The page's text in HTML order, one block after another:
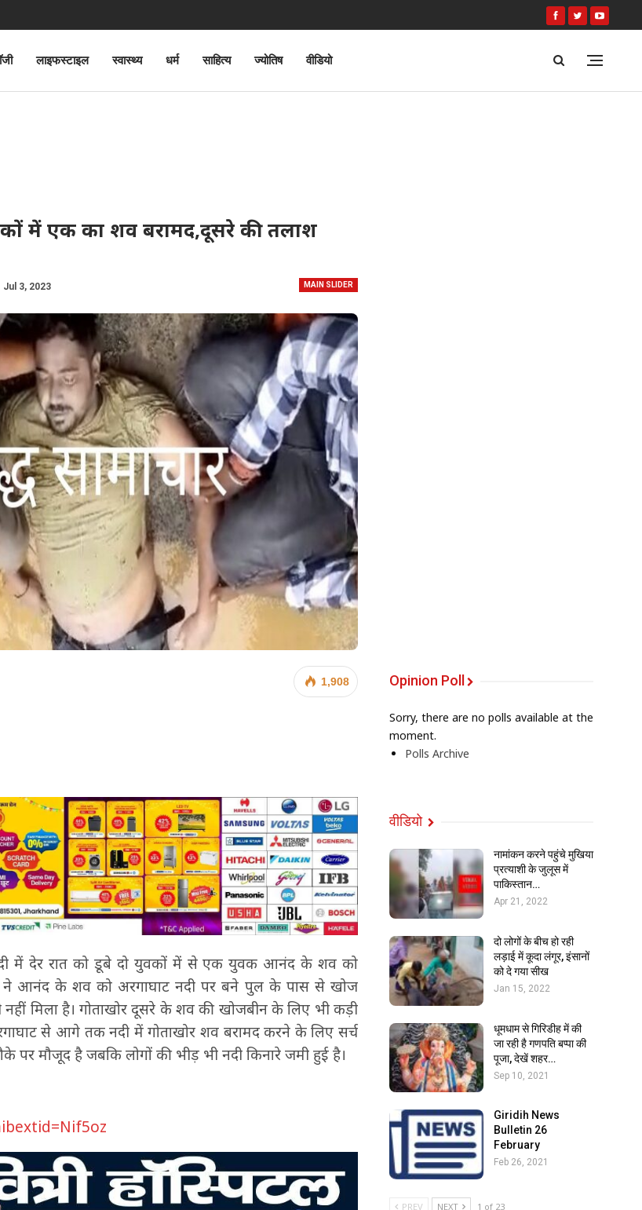
लाइफस्टाइल स्वास्थ्य धर्म साहित्य ज्योतिष वीडियो
में एक का शव बरामद,दूसरे की तलाश
MAIN SLIDER
Jul 3, 2023
1,908
में देर रात को डूबे दो युवकों में से एक युवक आनंद के शव को
ने आनंद के शव को अरगाघाट नदी पर बने पुल के पास से खोज
मिला है। गोताखोर दूसरे के शव की खोजबीन के लिए भी कड़ी
से आगे तक नदी में गोताखोर शव बरामद करने के लिए सर्च
पर मौजूद है जबकि लोगों की भीड़ भी नदी किनारे जमी हुई है।
Opinion Poll
Sorry, there are no polls available at the
moment.
Polls Archive
वीडियो
नामांकन करने पहुंचे मुखिया
प्रत्याशी के जुलूस में
पाकिस्तान…
Apr 21, 2022
दो लोगों के बीच हो रही
लड़ाई में कूदा लंगूर, इंसानों
को दे गया सीख
Jan 15, 2022
धूमधाम से गिरिडीह में की
जा रही है गणपति बप्पा की
पूजा, देखें शहर…
Sep 10, 2021
Giridih News
Bulletin 26
February
Feb 26, 2021
PREV NEXT 1 of 23